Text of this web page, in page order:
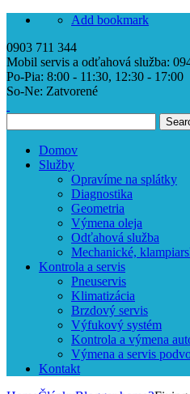
Add bookmark
0903 711 344
Mobil servis a odťahová služba:
Po-Pia: 8:00 - 11:30, 12:30 - 17:00
So-Ne: Zatvorené
Domov
Služby
Opravíme na splátky
Diagnostika
Geometria
Výmena oleja
Odťahová služba
Mechanické,
Kontrola a servis
Pneuservis
Klimatizácia
Brzdový servis
Výfukový systém
Kontrola a výmena
Výmena a servis
Kontakt